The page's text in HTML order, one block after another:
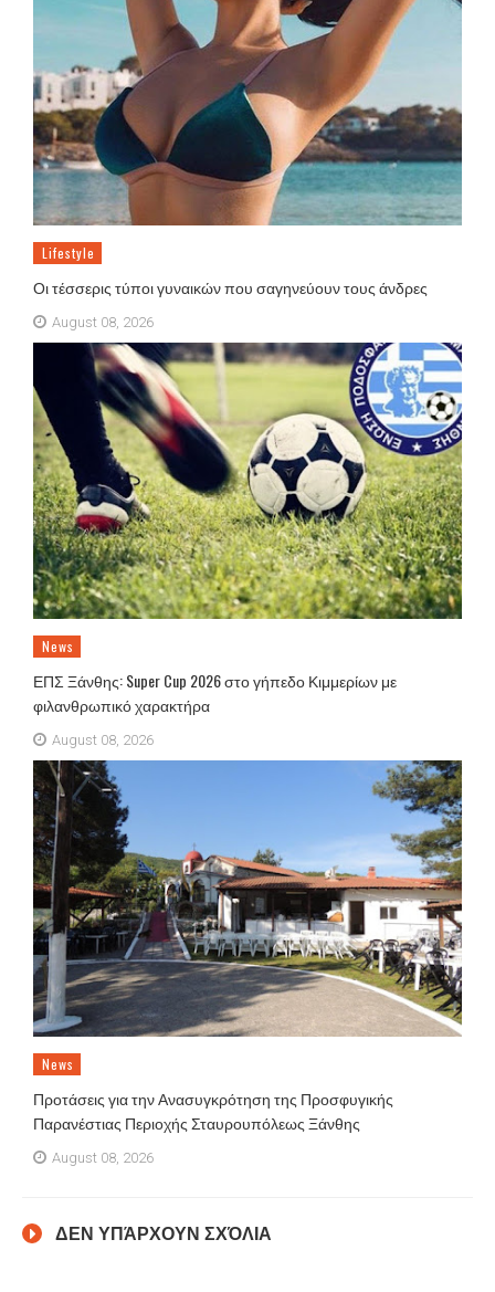
Lifestyle
Οι τέσσερις τύποι γυναικών που σαγηνεύουν τους άνδρες
August 08, 2026
News
ΕΠΣ Ξάνθης: Super Cup 2026 στο γήπεδο Κιμμερίων με
φιλανθρωπικό χαρακτήρα
August 08, 2026
News
Προτάσεις για την Ανασυγκρότηση της Προσφυγικής
Παρανέστιας Περιοχής Σταυρουπόλεως Ξάνθης
August 08, 2026
ΔΕΝ ΥΠΆΡΧΟΥΝ ΣΧΌΛΙΑ